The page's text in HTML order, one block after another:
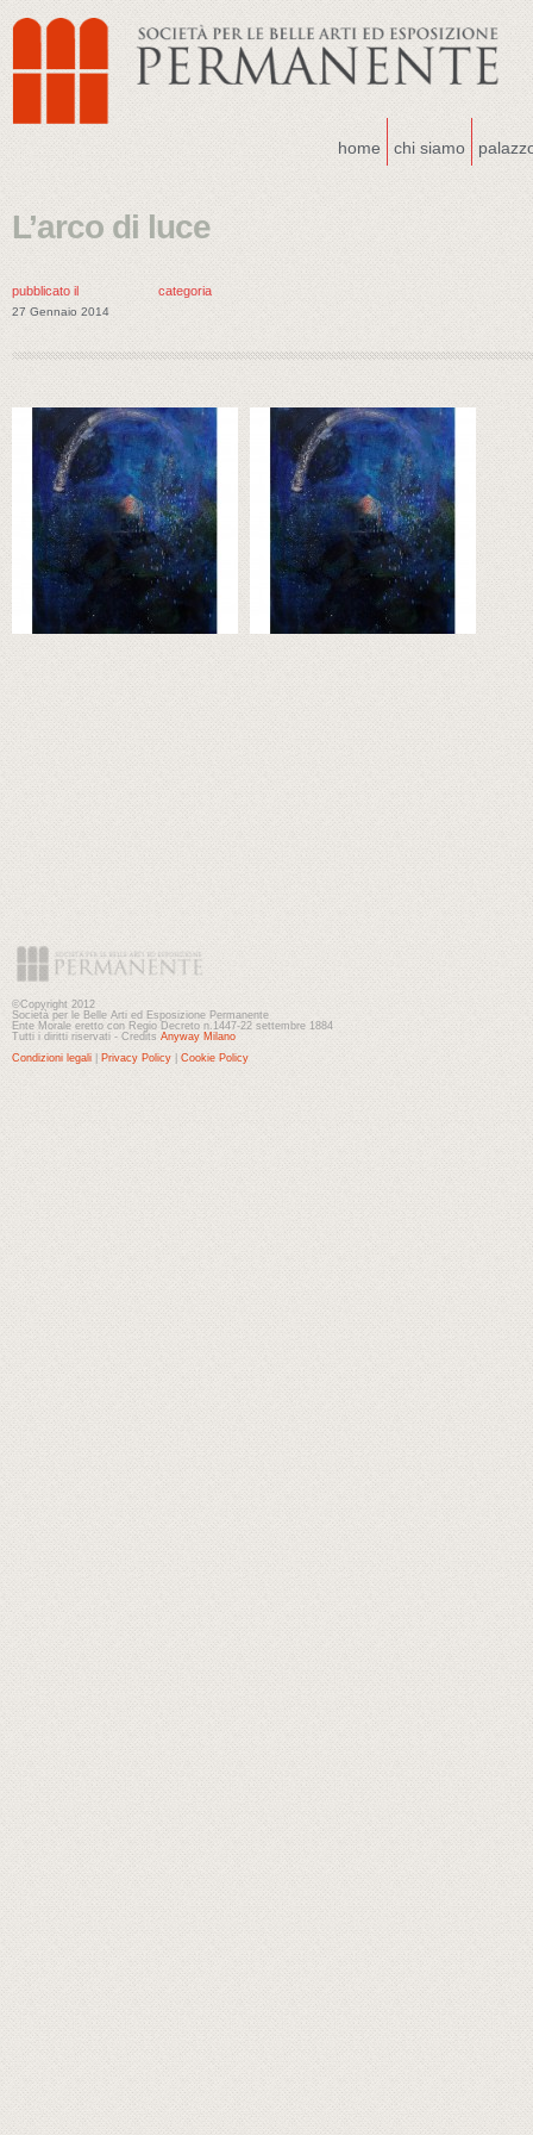
home chi siamo
L’arco di luce
pubblicato il
27 Gennaio 2014
categoria
©Copyright 2012
Società per le Belle Arti ed Esposizione Permanente
Ente Morale eretto con Regio Decreto n.1447-22 settembre 1884
Tutti i diritti riservati - Credits Anyway Milano
Condizioni legali
Privacy Policy Cookie Policy